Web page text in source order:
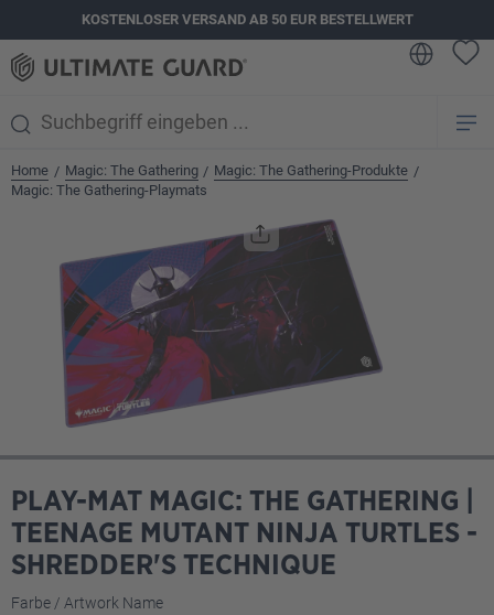
springenKOSTENLOSER VERSAND AB 50 EUR BESTELLWERT
Home / Magic: The Gathering / Magic: The Gathering-Produkte /
Magic: The Gathering-Playmats
PLAY-MAT MAGIC: THE GATHERING |
TEENAGE MUTANT NINJA TURTLES -
SHREDDER'S TECHNIQUE
Farbe / Artwork Nameauswählen